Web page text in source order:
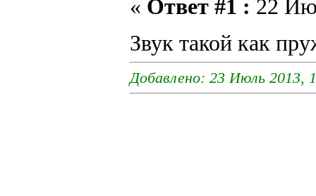
« Ответ #1 : 22
Звук такой как
Добавлено: 23 Июль 2013,